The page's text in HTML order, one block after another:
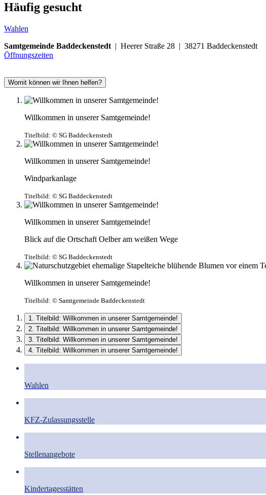
Häufig gesucht
Wahlen
Samtgemeinde Baddeckenstedt | Heerer Straße 28 | 38271
Öffnungszeiten
Womit können wir Ihnen helfen?
Willkommen in unserer Samtgemeinde!
Titelbild: © SG Baddeckenstedt
Willkommen in unserer Samtgemeinde!
Windparkanlage
Titelbild: © SG Baddeckenstedt
Willkommen in unserer Samtgemeinde!
Blick auf die Ortschaft Oelber am weißen Wege
Titelbild: © SG Baddeckenstedt
Willkommen in unserer Samtgemeinde!
Titelbild: © Samtgemeinde Baddeckenstedt
1. Titelbild: Willkommen in unserer Samtgemeinde!
2. Titelbild: Willkommen in unserer Samtgemeinde!
3. Titelbild: Willkommen in unserer Samtgemeinde!
4. Titelbild: Willkommen in unserer Samtgemeinde!
Wahlen
KFZ-Zulassungsstelle
Stellenangebote
Kindertagesstätten